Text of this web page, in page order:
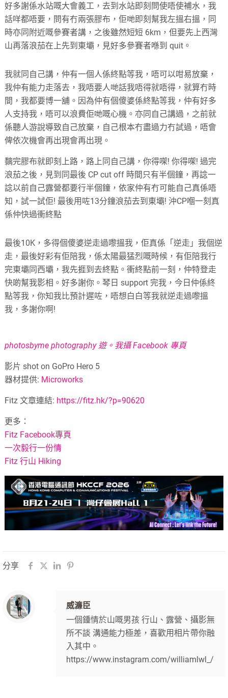
好多謝係水站嘅大會義工，去到水站即刻問使唔使補水，我
話咩都唔要，問有冇兩張膠布，佢哋即刻幫我左搵右搵，同
時亦同附近嘅參賽者講，之後雖然短短 6km，但要先上西灣
山再落浪茄在上先到東壩，見好多參賽者喺到 quit。
我就同自己講，仲有一個人係終點等我，唔可以咁易放棄，
我仲有能力走落去，我唔要人哋話我唔得就唔得，就算冇時
間，我都要博一舖。因為仲有個傻婆係終點等我，仲有好多
人支持我，唔可以浪費佢哋嘅心機。亦同自己講過，之前就
係聽人游說導致自己放棄，自己根本冇盡過力冇試過，唔會
俾依次機會再出現會再出現。
黐完膠布就即刻上路，路上同自己講，你得㗎! 你得㗎! 過完
浪茄之後，見到同最後 CP cut off 時間只有半個鐘，再諗一
諗以前自己露營都要行半個鐘，依家仲有冇可能自己真係唔
知，試一試佢! 最後用咗13分鐘浪茄去到東壩! 沖CP嗰一刻真
係仲快過衝終點
最後10K，多得個傻婆逆走過嚟搵我，佢真係「逆走」我個逆
走，最後好彩有佢陪我，係太陽最猛烈嘅時候，有佢陪我行
完東壩同西壩，我先捱到去終點。衝終點前一刻，仲特登走
快啲幫我影相。好多謝你。琴日 support 完我，今日仲係終
點等我，你知我比預計遲咗，唔想白白等我就逆走過嚟搵
我，多謝你啊!
photosbyme photography 遊。我攝 Facebook 專頁
影片 shot on GoPro Hero 5
器材提供: Microworks
Fitz 文章連結: https://fitz.hk/?p=90620
更多：
Fitz Facebook專頁
一次毅行一份情
Fitz 行山 Hiking
分享
威濂臣
一個鍾情於山嘅男孩 行山、露營、攝影無
所不談 溝通能力極差，喜歡用相片帶你融
入其中。
https://www.instagram.com/williamlwl_/